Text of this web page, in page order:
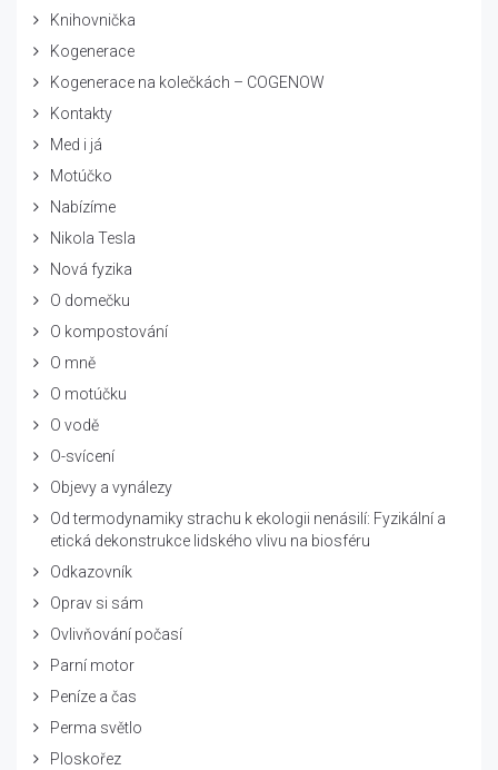
Knihovnička
Kogenerace
Kogenerace na kolečkách – COGENOW
Kontakty
Med i já
Motúčko
Nabízíme
Nikola Tesla
Nová fyzika
O domečku
O kompostování
O mně
O motúčku
O vodě
O-svícení
Objevy a vynálezy
Od termodynamiky strachu k ekologii nenásilí: Fyzikální a
etická dekonstrukce lidského vlivu na biosféru
Odkazovník
Oprav si sám
Ovlivňování počasí
Parní motor
Peníze a čas
Perma světlo
Ploskořez